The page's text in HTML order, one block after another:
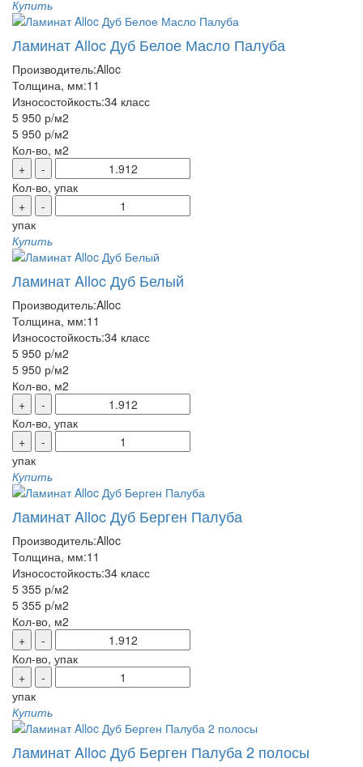
Купить
Ламинат Alloc Дуб Белое Масло Палуба
Производитель:Alloc
Толщина, мм:11
Износостойкость:34 класс
5 950 р/м2
5 950 р/м2
Кол-во, м2
+
-
Кол-во, упак
+
-
упак
Купить
Ламинат Alloc Дуб Белый
Производитель:Alloc
Толщина, мм:11
Износостойкость:34 класс
5 950 р/м2
5 950 р/м2
Кол-во, м2
+
-
Кол-во, упак
+
-
упак
Купить
Ламинат Alloc Дуб Берген Палуба
Производитель:Alloc
Толщина, мм:11
Износостойкость:34 класс
5 355 р/м2
5 355 р/м2
Кол-во, м2
+
-
Кол-во, упак
+
-
упак
Купить
Ламинат Alloc Дуб Берген Палуба 2 полосы